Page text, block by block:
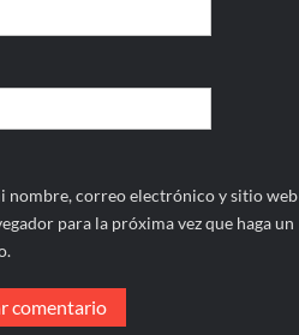
nombre, correo electrónico y sitio web
para la próxima vez que haga un